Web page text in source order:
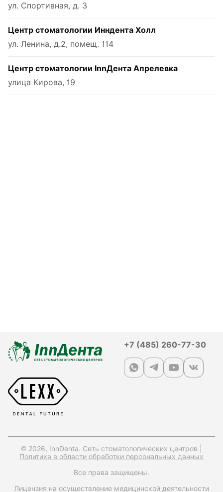
ул. Спортивная, д. 3
Центр стоматологии Инндента Холл
ул. Ленина, д.2, помещ. 114
Центр стоматологии InnДента Апрелевка
улица Кирова, 19
+7 (485) 260-77-30
© 2026, InnDenta. Сеть стоматологических центров |
Политика в области обработки персональных данных
Все права защищены.
Лицензия на осуществление медицинской деятельности